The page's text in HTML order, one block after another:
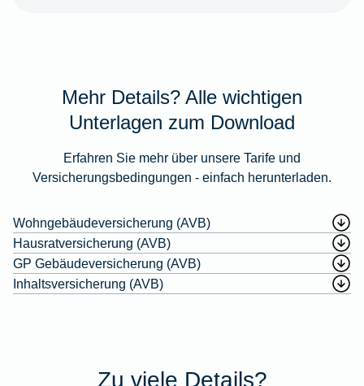
Mehr Details? Alle wichtigen
Unterlagen zum Download
Erfahren Sie mehr über unsere Tarife und
Versicherungsbedingungen - einfach herunterladen.
Wohngebäudeversicherung (AVB)
Hausratversicherung (AVB)
GP Gebäudeversicherung (AVB)
Inhaltsversicherung (AVB)
Zu viele Details?